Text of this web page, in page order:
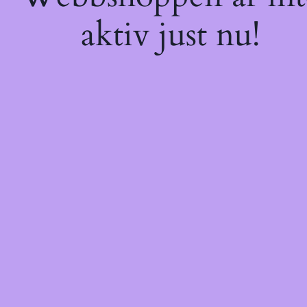
aktiv just nu!